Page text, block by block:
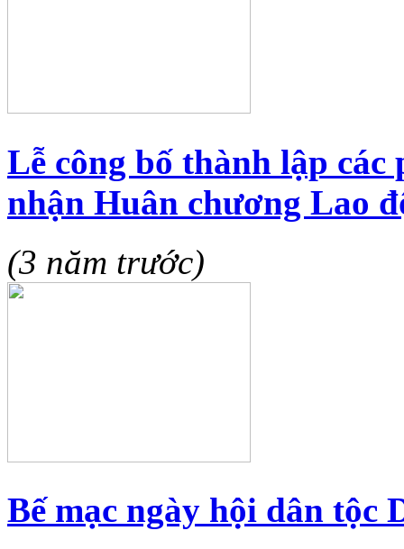
Lễ công bố thành lập các
nhận Huân chương Lao
(3 năm trước)
Bế mạc ngày hội dân tộc